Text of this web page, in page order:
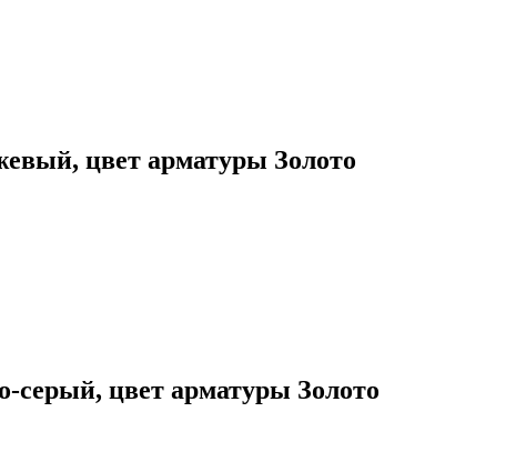
цвет арматуры Золото
серый, цвет арматуры Золото